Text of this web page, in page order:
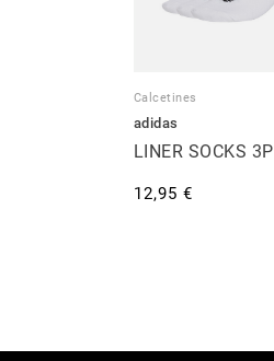
Calcetines
adidas
LINER SOCKS 3P
12,95 €